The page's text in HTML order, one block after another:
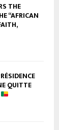
THE
“AFRICAN
QUITTE